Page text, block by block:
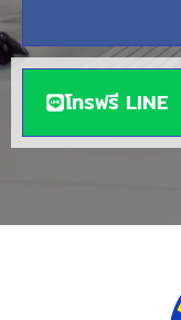
โทรฟรี LINE